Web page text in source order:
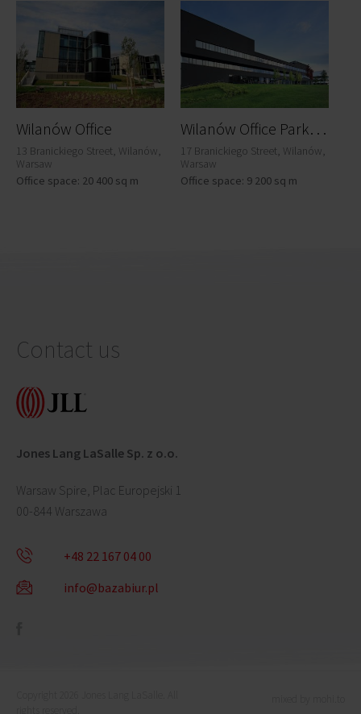
Wilanów Office
13 Branickiego Street, Wilanów,
Warsaw
Office space: 20 400 sq m
W
ilanów Office Park - BE FREE
17 Branickiego Street, Wilanów,
Warsaw
Office space: 9 200 sq m
Contact us
Jones Lang LaSalle Sp. z o.o.
Warsaw Spire, Plac Europejski 1
00-844 Warszawa
+48 22 167 04 00
info@bazabiur.pl